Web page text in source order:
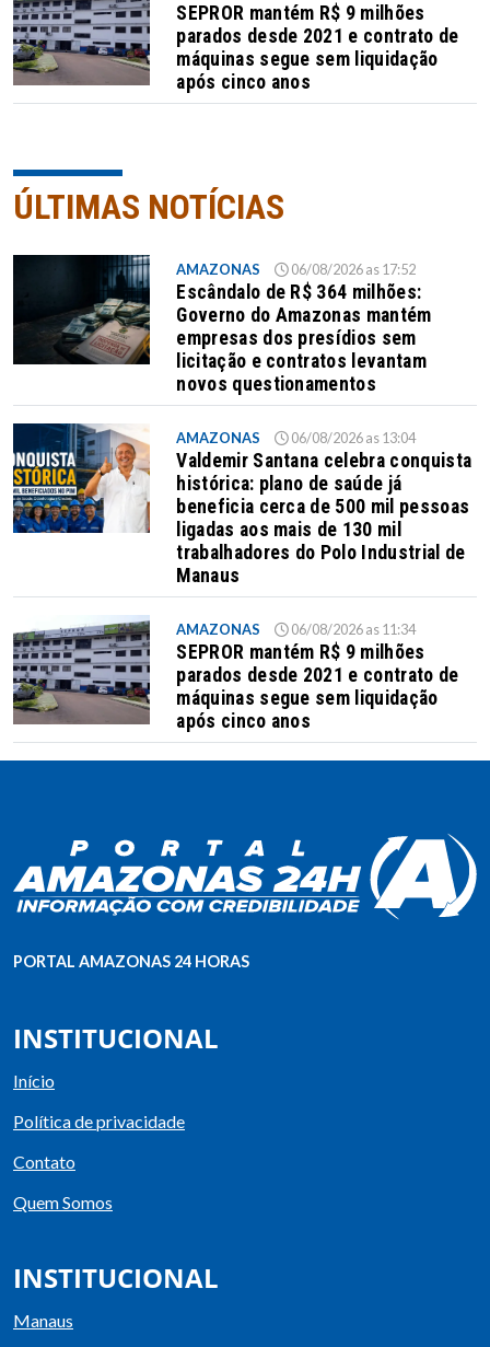
SEPROR mantém R$ 9 milhões
parados desde 2021 e contrato de
máquinas segue sem liquidação
após cinco anos
ÚLTIMAS NOTÍCIAS
AMAZONAS 06/08/2026 as 17:52
Escândalo de R$ 364 milhões:
Governo do Amazonas mantém
empresas dos presídios sem
licitação e contratos levantam
novos questionamentos
AMAZONAS 06/08/2026 as 13:04
Valdemir Santana celebra conquista
histórica: plano de saúde já
beneficia cerca de 500 mil pessoas
ligadas aos mais de 130 mil
trabalhadores do Polo Industrial de
Manaus
AMAZONAS 06/08/2026 as 11:34
SEPROR mantém R$ 9 milhões
parados desde 2021 e contrato de
máquinas segue sem liquidação
após cinco anos
PORTAL AMAZONAS 24 HORAS
INSTITUCIONAL
Início
Política de privacidade
Contato
Quem Somos
INSTITUCIONAL
Manaus